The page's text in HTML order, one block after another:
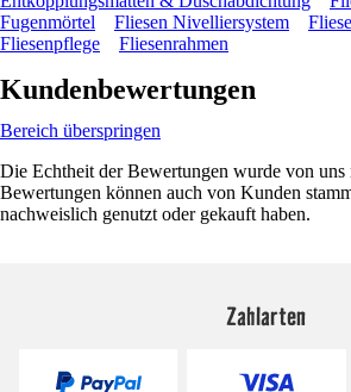
Fugenmörtel
Fliesen Nivelliersystem
Fliesenpflege
Fliesenrahmen
Kundenbewertungen
Bereich überspringen
Die Echtheit der Bewertungen wurde von uns
Bewertungen können auch von Kunden
nachweislich genutzt oder gekauft haben.
Zahlarten